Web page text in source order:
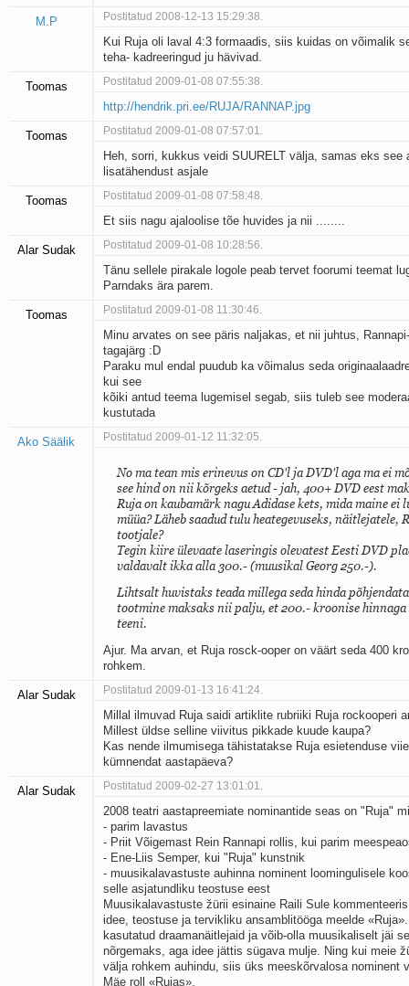
M.P Postitatud 2008-12-13 15:29:38.
Kui Ruja oli laval 4:3 formaadis, siis kuidas on võimalik
teha- kadreeringud ju hävivad.
Toomas Postitatud 2009-01-08 07:55:38.
http://hendrik.pri.ee/RUJA/RANNAP.jpg
Toomas Postitatud 2009-01-08 07:57:01.
Heh, sorri, kukkus veidi SUURELT välja, samas eks see
lisatähendust asjale
Toomas Postitatud 2009-01-08 07:58:48.
Et siis nagu ajaloolise tõe huvides ja nii ........
Alar Sudak Postitatud 2009-01-08 10:28:56.
Tänu sellele pirakale logole peab tervet foorumi teemat
Parndaks ära parem.
Toomas Postitatud 2009-01-08 11:30:46.
Minu arvates on see päris naljakas, et nii juhtus,
tagajärg :D
Paraku mul endal puudub ka võimalus seda
kui see
kõiki antud teema lugemisel segab, siis tuleb see
kustutada
Ako Säälik Postitatud 2009-01-12 11:32:05.
No ma tean mis erinevus on CD'l ja DVD'l aga ma ei
see hind on nii kõrgeks aetud - jah, 400+ DVD eest
Ruja on kaubamärk nagu Adidase kets, mida maine ei
müüa? Läheb saadud tulu heategevuseks, näitlejatele,
tootjale?
Tegin kiire ülevaate laseringis olevatest Eesti DVD
valdavalt ikka alla 300.- (muusikal Georg 250.-).
Lihtsalt huvistaks teada millega seda hinda
tootmine maksaks nii palju, et 200.- kroonise hinnaga
teeni.
Ajur. Ma arvan, et Ruja rosck-ooper on väärt seda 400
rohkem.
Alar Sudak Postitatud 2009-01-13 16:41:24.
Millal ilmuvad Ruja saidi artiklite rubriiki Ruja rockooperi
Millest üldse selline viivitus pikkade kuude kaupa?
Kas nende ilmumisega tähistatakse Ruja esietenduse
kümnendat aastapäeva?
Alar Sudak Postitatud 2009-02-27 13:01:01.
2008 teatri aastapreemiate nominantide seas on "Ruja"
- parim lavastus
- Priit Võigemast Rein Rannapi rollis, kui parim
- Ene-Liis Semper, kui "Ruja" kunstnik
- muusikalavastuste auhinna nominent loomingulisele
selle asjatundliku teostuse eest
Muusikalavastuste žürii esinaine Raili Sule
idee, teostuse ja tervikliku ansamblitööga meelde
kasutatud draamanäitlejaid ja võib-olla muusikaliselt jäi
nõrgemaks, aga idee jättis sügava mulje. Ning kui meie
välja rohkem auhindu, siis üks mees­kõrvalosa nominent
Mäe roll «Rujas».